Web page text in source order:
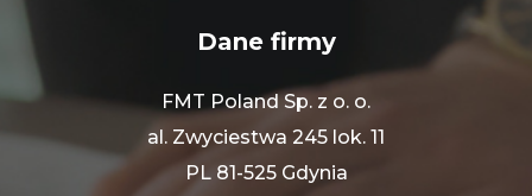
Dane firmy
FMT Poland Sp. z o. o.
al. Zwyciestwa 245 lok. 11
PL 81-525 Gdynia